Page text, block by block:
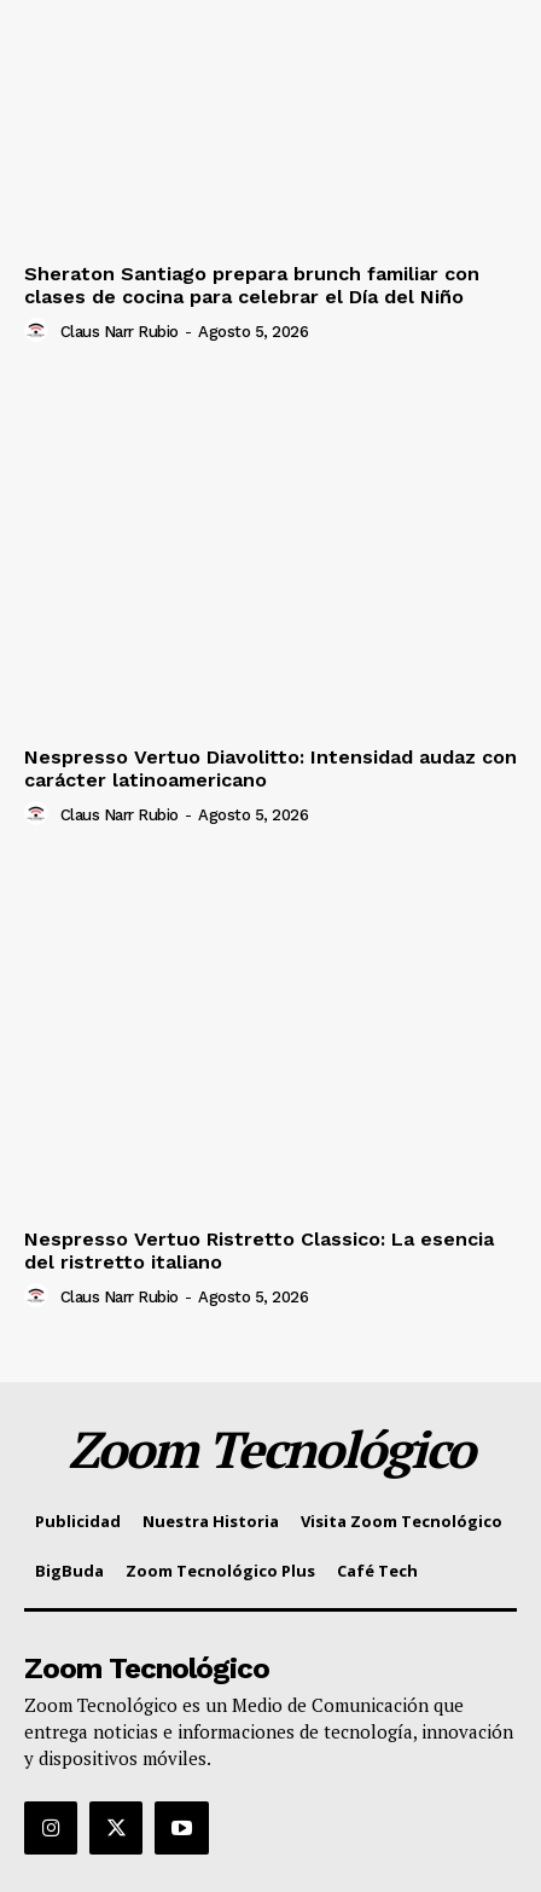
Sheraton Santiago prepara brunch familiar con
clases de cocina para celebrar el Día del Niño
Claus Narr Rubio - Agosto 5, 2026
Nespresso Vertuo Diavolitto: Intensidad audaz con
carácter latinoamericano
Claus Narr Rubio - Agosto 5, 2026
Nespresso Vertuo Ristretto Classico: La esencia
del ristretto italiano
Claus Narr Rubio - Agosto 5, 2026
Zoom Tecnológico
Publicidad Nuestra Historia Visita Zoom Tecnológico
BigBuda Zoom Tecnológico Plus Café Tech
Zoom Tecnológico
Zoom Tecnológico es un Medio de Comunicación que
entrega noticias e informaciones de tecnología, innovación
y dispositivos móviles.